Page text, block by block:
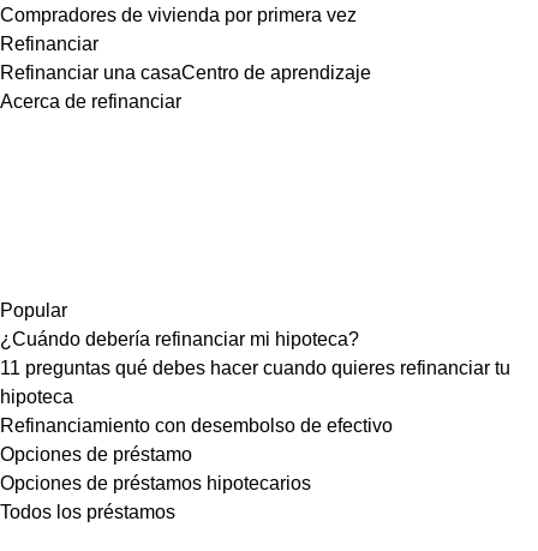
Compradores de vivienda por primera vez
Refinanciar
Refinanciar una casaCentro de aprendizaje
Acerca de refinanciar
Popular
¿Cuándo debería refinanciar mi hipoteca?
11 preguntas qué debes hacer cuando quieres refinanciar tu
hipoteca
Refinanciamiento con desembolso de efectivo
Opciones de préstamo
Opciones de préstamos hipotecarios
Todos los préstamos